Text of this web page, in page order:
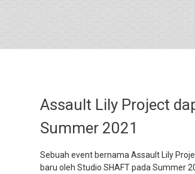
Assault Lily Project
Summer 2021
Sebuah event bernama Assault Lily
baru oleh Studio SHAFT pada Summer